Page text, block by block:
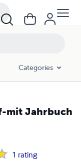
Categories
mit Jahrbuch
1 rating